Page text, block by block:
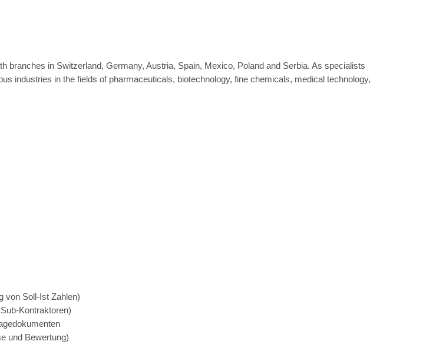
branches in Switzerland, Germany, Austria, Spain, Mexico, Poland and Serbia. As specialists
industries in the fields of pharmaceuticals, biotechnology, fine chemicals, medical technology,
von Soll-Ist Zahlen)
Kontraktoren)
und Bewertung)